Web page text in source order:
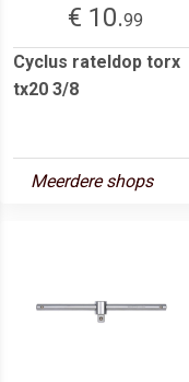
€ 10.99
Cyclus rateldop torx
tx20 3/8
Meerdere shops